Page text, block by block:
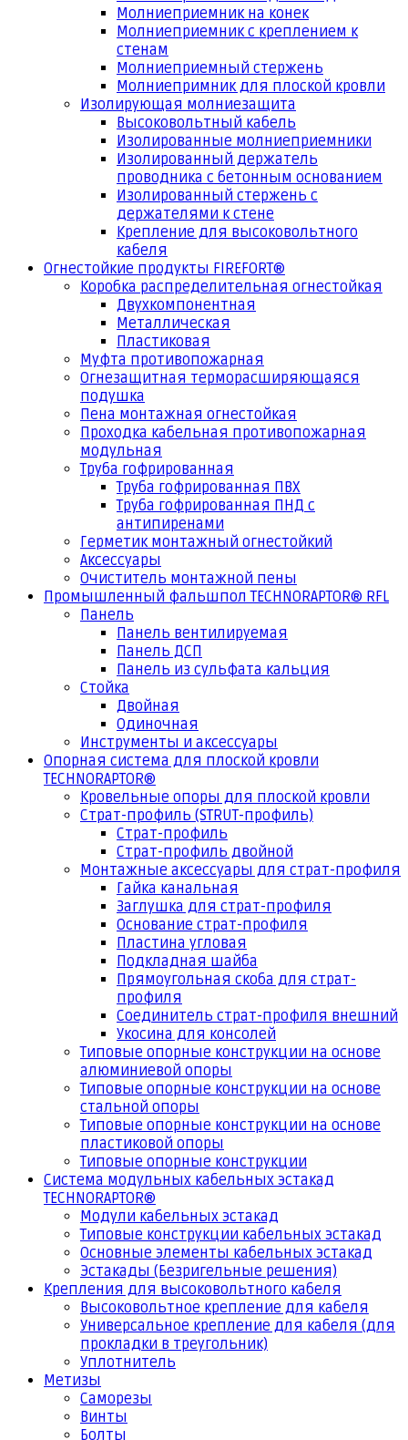
Молниеприемник на конек
Молниеприемник с креплением к
стенам
Молниеприемный стержень
Молниепримник для плоской кровли
Изолирующая молниезащита
Высоковольтный кабель
Изолированные молниеприемники
Изолированный держатель
проводника с бетонным основанием
Изолированный стержень с
держателями к стене
Крепление для высоковольтного
кабеля
Огнестойкие продукты FIREFORT®
Коробка распределительная огнестойкая
Двухкомпонентная
Металлическая
Пластиковая
Муфта противопожарная
Огнезащитная терморасширяющаяся
подушка
Пена монтажная огнестойкая
Проходка кабельная противопожарная
модульная
Труба гофрированная
Труба гофрированная ПВХ
Труба гофрированная ПНД с
антипиренами
Герметик монтажный огнестойкий
Аксессуары
Очиститель монтажной пены
Промышленный фальшпол TECHNORAPTOR® RFL
Панель
Панель вентилируемая
Панель ДСП
Панель из сульфата кальция
Стойка
Двойная
Одиночная
Инструменты и аксессуары
Опорная система для плоской кровли
TECHNORAPTOR®
Кровельные опоры для плоской кровли
Страт-профиль (STRUT-профиль)
Страт-профиль
Страт-профиль двойной
Монтажные аксессуары для страт-профиля
Гайка канальная
Заглушка для страт-профиля
Основание страт-профиля
Пластина угловая
Подкладная шайба
Прямоугольная скоба для страт-
профиля
Соединитель страт-профиля внешний
Укосина для консолей
Типовые опорные конструкции на основе
алюминиевой опоры
Типовые опорные конструкции на основе
стальной опоры
Типовые опорные конструкции на основе
пластиковой опоры
Типовые опорные конструкции
Система модульных кабельных эстакад
TECHNORAPTOR®
Модули кабельных эстакад
Типовые конструкции кабельных эстакад
Основные элементы кабельных эстакад
Эстакады (Безригельные решения)
Крепления для высоковольтного кабеля
Высоковольтное крепление для кабеля
Универсальное крепление для кабеля (для
прокладки в треугольник)
Уплотнитель
Метизы
Саморезы
Винты
Болты